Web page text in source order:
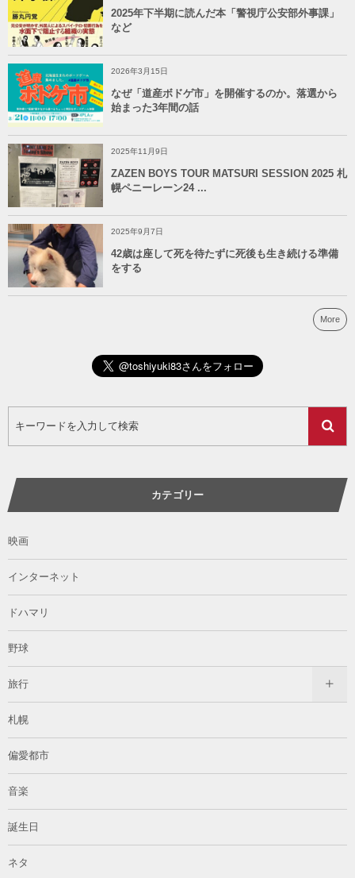
2025年下半期に読んだ本「警視庁公安部外事課」
など
2026年3月15日
なぜ「道産ボドゲ市」を開催するのか。落選から
始まった3年間の話
2025年11月9日
ZAZEN BOYS TOUR MATSURI SESSION 2025 札
幌ペニーレーン24 ...
2025年9月7日
42歳は座して死を待たずに死後も生き続ける準備
をする
More
カテゴリー
映画
インターネット
ドハマリ
野球
旅行
札幌
偏愛都市
音楽
誕生日
ネタ